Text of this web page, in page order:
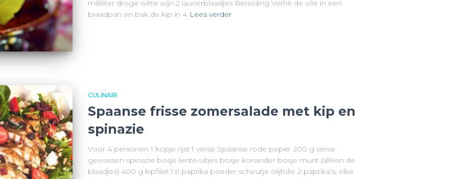
milliliter droge witte wijn 2 laurierblaadjes Bereiding Verhit de olie in een
braadpan en bak de kip in 4 Lees verder
CULINAIR
Spaanse frisse zomersalade met kip en
spinazie
Voor 4 personen 1 kopje rijst 1 verse Spaanse rode peper 200 g verse
gewassen spinazie bosje lente-uitjes bosje koriander bosje munt (alleen de
blaadjes) 400 g kipfilet 1 tl paprika poeder scheutje olijfolie 2 paprika’s, elke